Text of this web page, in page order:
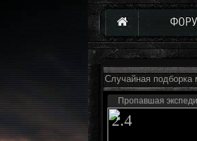
Случайная подборка
Пропавшая
2.4